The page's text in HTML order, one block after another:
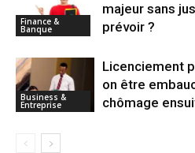
Finance &
Banque
majeur sans
prévoir ?
Business &
Entreprise
Licenciement
on être
chômage